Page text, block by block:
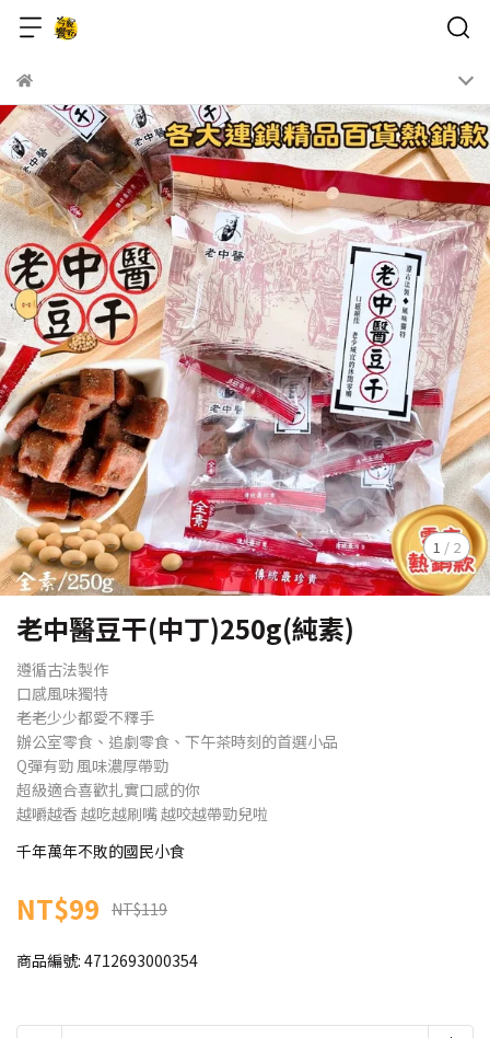
1 / 2
老中醫豆干(中丁)250g(純素)
遵循古法製作
口感風味獨特
老老少少都愛不釋手
辦公室零食、追劇零食、下午茶時刻的首選小品
Q彈有勁 風味濃厚帶勁
超級適合喜歡扎實口感的你
越嚼越香 越吃越刷嘴 越咬越帶勁兒啦
千年萬年不敗的國民小食
NT$99 NT$119
商品編號: 4712693000354